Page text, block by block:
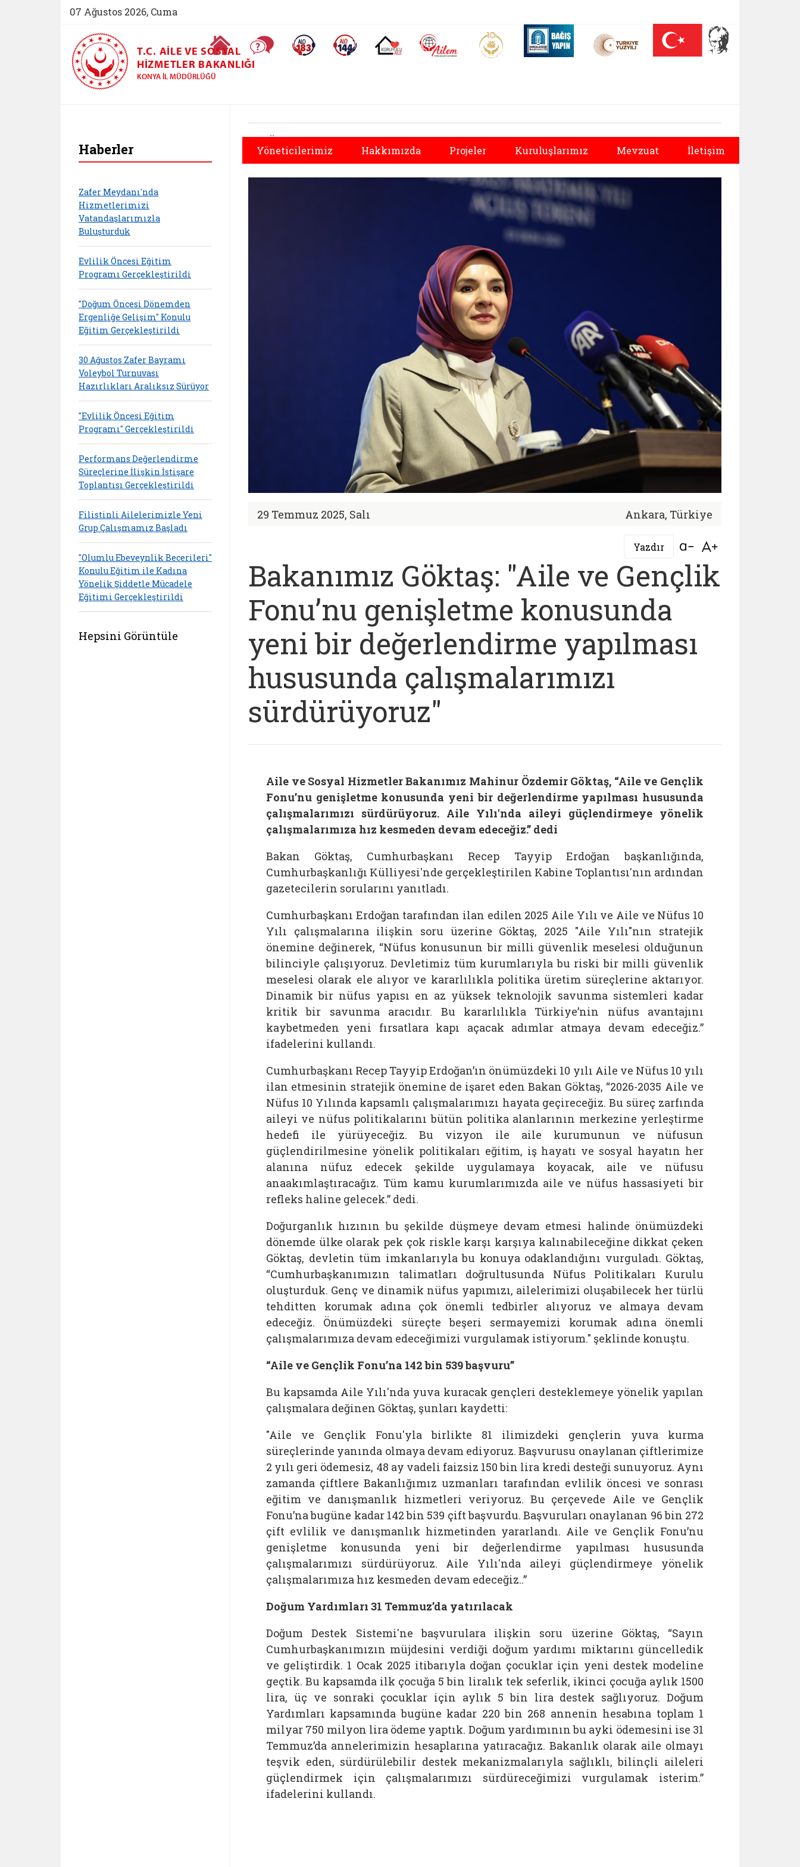
07 Ağustos 2026, Cuma
Ana Sayfa Sıkça Sorulan SorularAlo 183 (yeni sekmede açılır)Alo 144 (yeni sekmede açılır)Koruyucu Aile (yeni sekmede açılır)
AİLEM İletişim Merkezi (yeni sekmede açılır)
Aile ve Nüfus On Yılı (yeni sekmede açılır)Darülaceze bağış sayfası (yeni sekmede açılır)
T.C. AILE VE SOSYAL
HIZMETLER BAKANLIĞI
KONYA İL MÜDÜRLÜĞÜ
Yöneticilerimiz Hakkımızda Projeler Kuruluşlarımız Mevzuat İletişim
Önceki Sonraki
29 Temmuz 2025, Salı Ankara, Türkiye
Yazdır Bağlantıyı aç
Bakanımız Göktaş: "Aile ve Gençlik
Fonu’nu genişletme konusunda
yeni bir değerlendirme yapılması
hususunda çalışmalarımızı
sürdürüyoruz"
Aile ve Sosyal Hizmetler Bakanımız Mahinur Özdemir Göktaş, “Aile ve Gençlik
Fonu’nu genişletme konusunda yeni bir değerlendirme yapılması hususunda
çalışmalarımızı sürdürüyoruz. Aile Yılı'nda aileyi güçlendirmeye yönelik
çalışmalarımıza hız kesmeden devam edeceğiz.” dedi
Bakan Göktaş, Cumhurbaşkanı Recep Tayyip Erdoğan başkanlığında,
Cumhurbaşkanlığı Külliyesi'nde gerçekleştirilen Kabine Toplantısı'nın ardından
gazetecilerin sorularını yanıtladı.
Cumhurbaşkanı Erdoğan tarafından ilan edilen 2025 Aile Yılı ve Aile ve Nüfus 10
Yılı çalışmalarına ilişkin soru üzerine Göktaş, 2025 "Aile Yılı"nın stratejik
önemine değinerek, “Nüfus konusunun bir milli güvenlik meselesi olduğunun
bilinciyle çalışıyoruz. Devletimiz tüm kurumlarıyla bu riski bir milli güvenlik
meselesi olarak ele alıyor ve kararlılıkla politika üretim süreçlerine aktarıyor.
Dinamik bir nüfus yapısı en az yüksek teknolojik savunma sistemleri kadar
kritik bir savunma aracıdır. Bu kararlılıkla Türkiye’nin nüfus avantajını
kaybetmeden yeni fırsatlara kapı açacak adımlar atmaya devam edeceğiz.”
ifadelerini kullandı.
Cumhurbaşkanı Recep Tayyip Erdoğan’ın önümüzdeki 10 yılı Aile ve Nüfus 10 yılı
ilan etmesinin stratejik önemine de işaret eden Bakan Göktaş, “2026-2035 Aile ve
Nüfus 10 Yılında kapsamlı çalışmalarımızı hayata geçireceğiz. Bu süreç zarfında
aileyi ve nüfus politikalarını bütün politika alanlarının merkezine yerleştirme
hedefi ile yürüyeceğiz. Bu vizyon ile aile kurumunun ve nüfusun
güçlendirilmesine yönelik politikaları eğitim, iş hayatı ve sosyal hayatın her
alanına nüfuz edecek şekilde uygulamaya koyacak, aile ve nüfusu
anaakımlaştıracağız. Tüm kamu kurumlarımızda aile ve nüfus hassasiyeti bir
refleks haline gelecek.” dedi.
Doğurganlık hızının bu şekilde düşmeye devam etmesi halinde önümüzdeki
dönemde ülke olarak pek çok riskle karşı karşıya kalınabileceğine dikkat çeken
Göktaş, devletin tüm imkanlarıyla bu konuya odaklandığını vurguladı. Göktaş,
“Cumhurbaşkanımızın talimatları doğrultusunda Nüfus Politikaları Kurulu
oluşturduk. Genç ve dinamik nüfus yapımızı, ailelerimizi oluşabilecek her türlü
tehditten korumak adına çok önemli tedbirler alıyoruz ve almaya devam
edeceğiz. Önümüzdeki süreçte beşeri sermayemizi korumak adına önemli
çalışmalarımıza devam edeceğimizi vurgulamak istiyorum." şeklinde konuştu.
“Aile ve Gençlik Fonu’na 142 bin 539 başvuru”
Bu kapsamda Aile Yılı'nda yuva kuracak gençleri desteklemeye yönelik yapılan
çalışmalara değinen Göktaş, şunları kaydetti:
"Aile ve Gençlik Fonu'yla birlikte 81 ilimizdeki gençlerin yuva kurma
süreçlerinde yanında olmaya devam ediyoruz. Başvurusu onaylanan çiftlerimize
2 yılı geri ödemesiz, 48 ay vadeli faizsiz 150 bin lira kredi desteği sunuyoruz. Aynı
zamanda çiftlere Bakanlığımız uzmanları tarafından evlilik öncesi ve sonrası
eğitim ve danışmanlık hizmetleri veriyoruz. Bu çerçevede Aile ve Gençlik
Fonu’na bugüne kadar 142 bin 539 çift başvurdu. Başvuruları onaylanan 96 bin 272
çift evlilik ve danışmanlık hizmetinden yararlandı. Aile ve Gençlik Fonu’nu
genişletme konusunda yeni bir değerlendirme yapılması hususunda
çalışmalarımızı sürdürüyoruz. Aile Yılı'nda aileyi güçlendirmeye yönelik
çalışmalarımıza hız kesmeden devam edeceğiz..”
Doğum Yardımları 31 Temmuz’da yatırılacak
Doğum Destek Sistemi'ne başvurulara ilişkin soru üzerine Göktaş, “Sayın
Cumhurbaşkanımızın müjdesini verdiği doğum yardımı miktarını güncelledik
ve geliştirdik. 1 Ocak 2025 itibarıyla doğan çocuklar için yeni destek modeline
geçtik. Bu kapsamda ilk çocuğa 5 bin liralık tek seferlik, ikinci çocuğa aylık 1500
lira, üç ve sonraki çocuklar için aylık 5 bin lira destek sağlıyoruz. Doğum
Yardımları kapsamında bugüne kadar 220 bin 268 annenin hesabına toplam 1
milyar 750 milyon lira ödeme yaptık. Doğum yardımının bu ayki ödemesini ise 31
Temmuz’da annelerimizin hesaplarına yatıracağız. Bakanlık olarak aile olmayı
teşvik eden, sürdürülebilir destek mekanizmalarıyla sağlıklı, bilinçli aileleri
güçlendirmek için çalışmalarımızı sürdüreceğimizi vurgulamak isterim.”
ifadelerini kullandı.
Haberler
Zafer Meydanı'nda
Hizmetlerimizi
Vatandaşlarımızla
Buluşturduk
Evlilik Öncesi Eğitim
Programı Gerçekleştirildi
"Doğum Öncesi Dönemden
Ergenliğe Gelişim" Konulu
Eğitim Gerçekleştirildi
30 Ağustos Zafer Bayramı
Voleybol Turnuvası
Hazırlıkları Aralıksız Sürüyor
"Evlilik Öncesi Eğitim
Programı" Gerçekleştirildi
Performans Değerlendirme
Süreçlerine İlişkin İstişare
Toplantısı Gerçekleştirildi
Filistinli Ailelerimizle Yeni
Grup Çalışmamız Başladı
"Olumlu Ebeveynlik Becerileri"
Konulu Eğitim ile Kadına
Yönelik Şiddetle Mücadele
Eğitimi Gerçekleştirildi
Hepsini Görüntüle